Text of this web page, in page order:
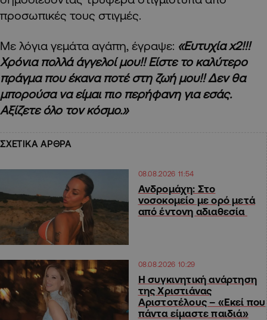
προσωπικές τους στιγμές.
Με λόγια γεμάτα αγάπη, έγραψε: «Ευτυχία x2!!!
Χρόνια πολλά άγγελοί μου!! Είστε το καλύτερο
πράγμα που έκανα ποτέ στη ζωή μου!! Δεν θα
μπορούσα να είμαι πιο περήφανη για εσάς.
Αξίζετε όλο τον κόσμο.»
ΣΧΕΤΙΚΑ ΑΡΘΡΑ
08.08.2026 11:54
Ανδρομάχη: Στο
νοσοκομείο με ορό μετά
από έντονη αδιαθεσία
08.08.2026 10:29
H συγκινητική ανάρτηση
της Χριστιάνας
Αριστοτέλους – «Εκεί που
πάντα είμαστε παιδιά»